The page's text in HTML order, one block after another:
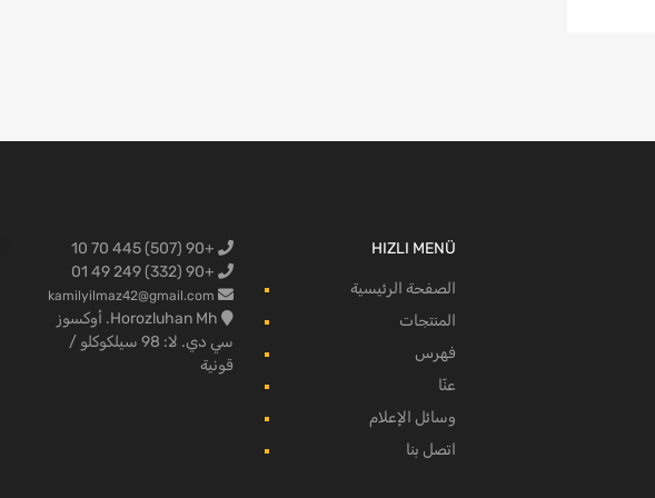
HIZLI MENÜ
الصفحة الرئيسية
المنتجات
فهرس
عنّا
وسائل الإعلام
اتصل بنا
+90 (507) 445 70 10
+90 (332) 249 49 01
kamilyilmaz42@gmail.com
Horozluhan Mh. أوكسوز
سي دي. لا: 98 سيلكوكلو /
قونية